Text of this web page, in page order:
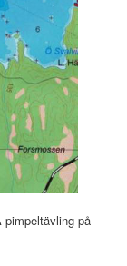
pimpeltävling på